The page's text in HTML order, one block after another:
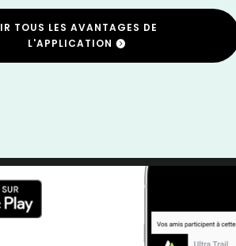
TOUS LES AVANTAGES DE
L'APPLICATION
Triathlon